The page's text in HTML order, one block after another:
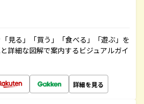
見る」「買う」「食べる」「遊ぶ」を
詳細な図解で案内するビジュアルガイ
詳細を見る